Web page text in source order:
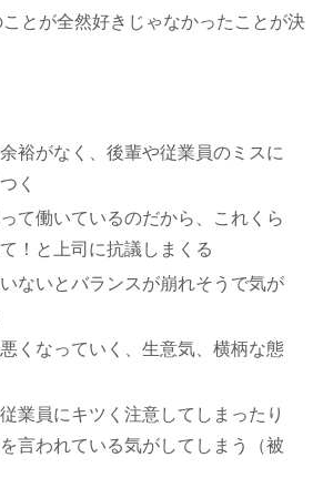
とが全然好きじゃなかったことが決
裕がなく、後輩や従業員のミスに
く
て働いているのだから、これくら
！と上司に抗議しまくる
ないとバランスが崩れそうで気が
くなっていく、生意気、横柄な態
業員にキツく注意してしまったり
言われている気がしてしまう（被